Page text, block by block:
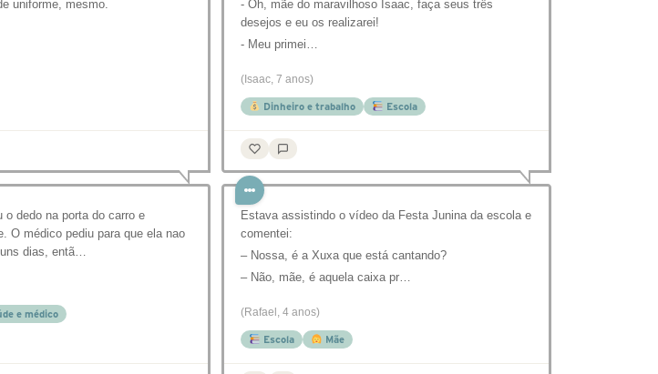
uniforme, mesmo.
- Oh, mãe do maravilhoso Isaac, faça seus três
desejos e eu os realizarei!
- Meu primei…
(Isaac, 7 anos)
Dinheiro e trabalho Escola
o dedo na porta do carro e
O médico pediu para que ela nao
dias, entã…
e médico
Estava assistindo o vídeo da Festa Junina da escola e
comentei:
– Nossa, é a Xuxa que está cantando?
– Não, mãe, é aquela caixa pr…
(Rafael, 4 anos)
Escola Mãe